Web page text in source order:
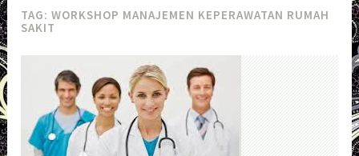
TAG:WORKSHOP MANAJEMEN KEPERAWATAN RUMAH
SAKIT